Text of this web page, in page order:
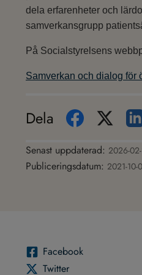
dela erfarenheter och
samverkansgrupp
På Socialstyrelsens
Samverkan och dialog för
Dela
Senast uppdaterad: 2026-02-
Publiceringsdatum: 2021-10-
Face­book
Twit­ter